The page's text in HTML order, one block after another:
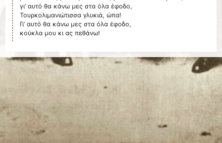
γι’ αυτό θα κάνω μες στα όλα έφοδο,
Τουρκολιμανιώτισσα γλυκιά, ώπα!
Γι’ αυτό θα κάνω μες στα όλα έφοδο,
κούκλα μου κι ας πεθάνω!